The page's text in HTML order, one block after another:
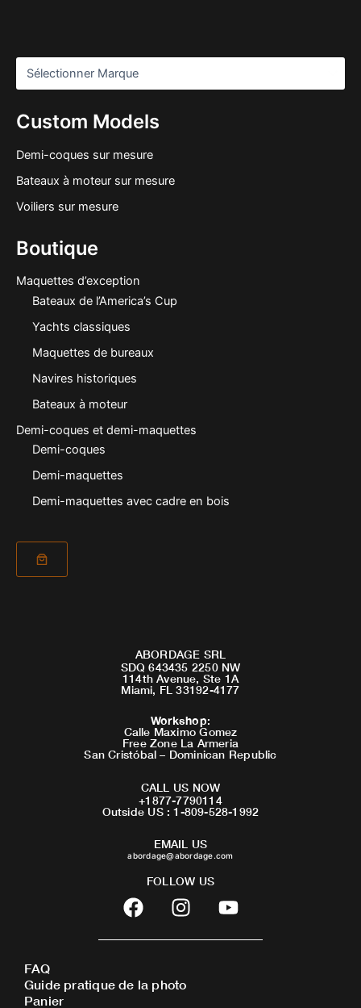
Custom Models
Demi-coques sur mesure
Bateaux à moteur sur mesure
Voiliers sur mesure
Boutique
Maquettes d’exception
Bateaux de l’America’s Cup
Yachts classiques
Maquettes de bureaux
Navires historiques
Bateaux à moteur
Demi-coques et demi-maquettes
Demi-coques
Demi-maquettes
Demi-maquettes avec cadre en bois
ABORDAGE SRL
SDQ 643435 2250 NW
114th Avenue, Ste 1A
Miami, FL 33192-4177
Workshop:
Calle Maximo Gomez
Free Zone La Armeria
San Cristóbal – Dominican Republic
CALL US NOW
+1877-7790114
Outside US : 1-809-528-1992
EMAIL US
abordage@abordage.com
FOLLOW US
F
a
c
b
o
I
n
s
a
g
Y
o
u
FAQ
Guide pratique de la photo
Panier